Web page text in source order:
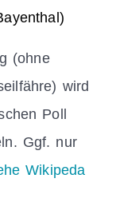
(ohne
wird
Poll
Ggf. nur
Wikipeda